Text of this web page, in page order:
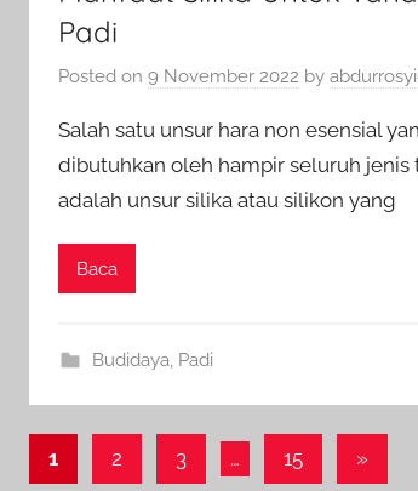
Padi
Posted on 9 November 2022 by
Salah satu unsur hara non esensial
dibutuhkan oleh hampir seluruh jenis
adalah unsur silika atau silikon yang
Baca
Budidaya, Padi
Paginasi
1 2 3 … 15
Next
»